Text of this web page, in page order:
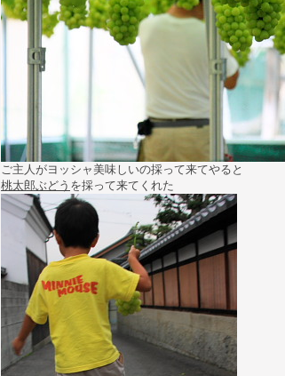
ご主人がヨッシャ美味しいの採って来てやると
桃太郎ぶどう を採って来てくれた